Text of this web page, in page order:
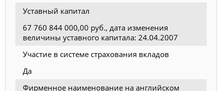
Уставный капитал
67 760 844 000,00 руб., дата изменения
величины уставного капитала: 24.04.2007
Участие в системе страхования вкладов
Да
Фирменное наименование на английском